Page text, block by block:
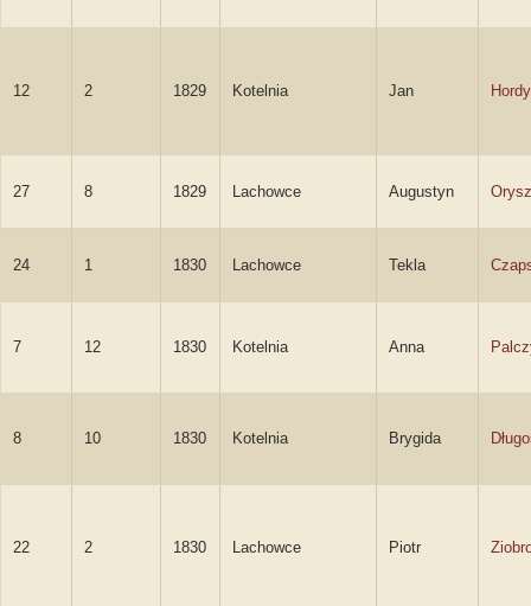
12 2 1829 Kotelnia Jan
27 8 1829 Lachowce Augustyn
24 1 1830 Lachowce Tekla
7 12 1830 Kotelnia Anna
8 10 1830 Kotelnia Brygida
22 2 1830 Lachowce Piotr